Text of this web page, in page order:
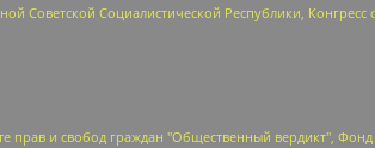
Социалистической Республики,
монолит", Важенков Артем Валерьевич, Ивановская областная общественная организация "Центр гендерных исследований", Гурман Юрий Альбертович, Медиапроект "ОВД-Инфо", Егоров Владимир Владимирович, Жилинский Владимир Александрович, Общество с ограниченной ответственностью "ЗП", Иванова София Юрьевна, Карезина Инна Павловна, Кильтау Екатерина Викторовна, Петров Алексей Викторович, Пискунов Сергей Евгеньевич, Смирнов Сергей Сергеевич, Тихонов Михаил Сергеевич, Общество с ограниченной ответственностью "ЖУРНАЛИСТ-ИНОСТРАННЫЙ АГЕНТ", Арапова Галина Юрьевна, Вольтская Татьяна Анатольевна, Американская компания "Mason G.E.S. Anonymous Foundation" (США), являющаяся владельцем интернет-издания https://mnews.world/, Компания "Stichting Bellingcat", зарегистрированная в Нидерландах (дата регистрации 11.07.2018), Захаров Андрей Вячеславович, Клепиковская Екатерина Дмитриевна, Общество с ограниченной ответственностью "МЕМО", Перл Роман Александрович, Симонов Евгений Алексеевич, Соловьева Елена Анатольевна, Сотников Даниил Владимирович, Сурначева Елизавета Дмитриевна, Автономная некоммерческая организация по защите прав человека и информированию населения "Якутия – Наше Мнение", Общество с ограниченной ответственностью "Москоу диджитал медиа", с 26.01.2023 Общество с ограниченной ответственностью "Чайка Белые сады", Ветошкина Валерия Валерьевна, Заговора Максим Александрович, Межрегиональное общественное движение "Российская ЛГБТ - сеть", Оленичев Максим Владимирович, Павлов Иван Юрьевич, Скворцова Елена Сергеевна, Общество с ограниченной ответственностью "Как бы инагент", Кочетков Игорь Викторович, Общество с ограниченной ответственностью "Честные выборы", Еланчик Олег Александрович, Общество с ограниченной ответственностью "Нобелевский призыв", Гималова Регина Эмилевна, Григорьев Андрей Валерьевич, Григорьева Алина Александровна, Ассоциация по содействию защите прав призывников, альтернативнослужащих и военнослужащих "Правозащитная группа "Гражданин.Армия.Право", Хисамова Регина Фаритовна, Автономная некоммерческая организация по реализации социально-правовых программ "Лилит", Дальневосточное общественное движение "Маяк", Санкт-Петербургская ЛГБТ-инициативная группа "Выход", Инициативная группа ЛГБТ+ "Реверс", Алексеев Андрей Викторович, Бекбулатова Таисия